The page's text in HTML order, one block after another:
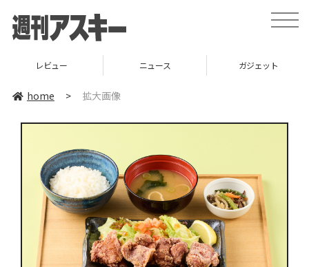
toggle
レビュー ニュース ガジェット
home > 拡大画像